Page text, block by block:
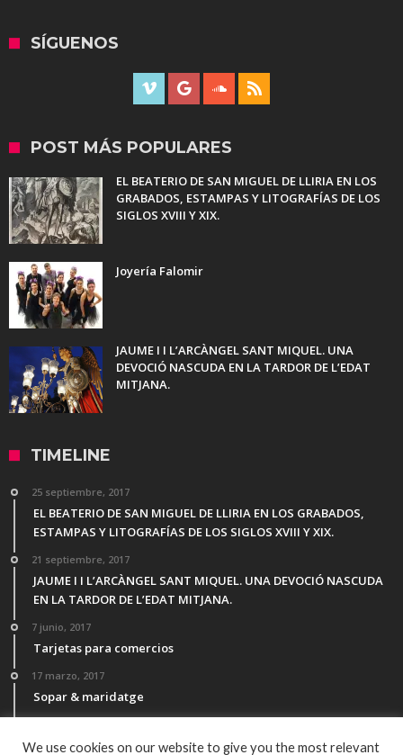
SÍGUENOS
POST MÁS POPULARES
EL BEATERIO DE SAN MIGUEL DE LLIRIA EN LOS
GRABADOS, ESTAMPAS Y LITOGRAFÍAS DE LOS
SIGLOS XVIII Y XIX.
Joyería Falomir
JAUME I I L’ARCÀNGEL SANT MIQUEL. UNA
DEVOCIÓ NASCUDA EN LA TARDOR DE L’EDAT
MITJANA.
TIMELINE
25 septiembre, 2017
EL BEATERIO DE SAN MIGUEL DE LLIRIA EN LOS GRABADOS,
ESTAMPAS Y LITOGRAFÍAS DE LOS SIGLOS XVIII Y XIX.
21 septiembre, 2017
JAUME I I L’ARCÀNGEL SANT MIQUEL. UNA DEVOCIÓ NASCUDA
EN LA TARDOR DE L’EDAT MITJANA.
7 junio, 2017
Tarjetas para comercios
17 marzo, 2017
Sopar & maridatge
Menú Desgutación Segle XXI
We use cookies on our website to give you the most relevant